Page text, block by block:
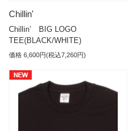
Chillin'
Chillin’ BIG LOGO
TEE(BLACK/WHITE)
価格 6,600円(税込7,260円)